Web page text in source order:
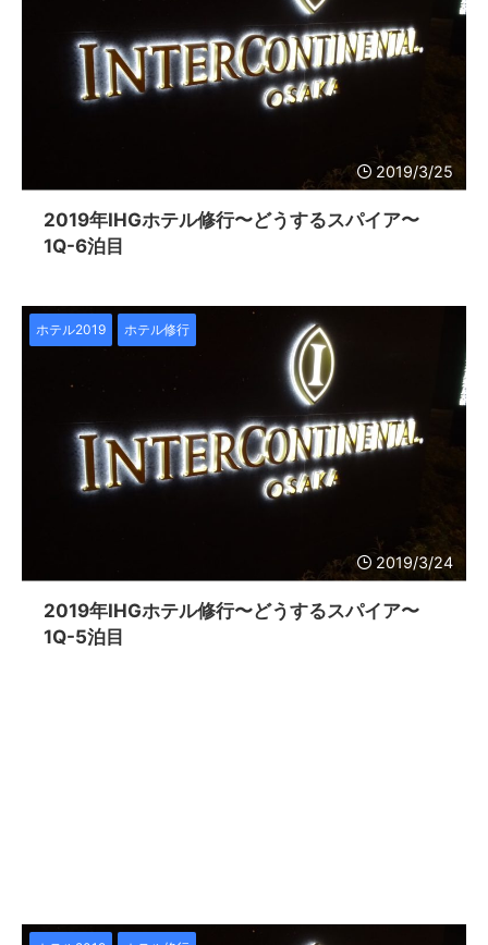
2019/3/25
2019年IHGホテル修行〜どうするスパイア〜
1Q-6泊目
2019/3/24
ホテル2019 ホテル修行
2019年IHGホテル修行〜どうするスパイア〜
1Q-5泊目